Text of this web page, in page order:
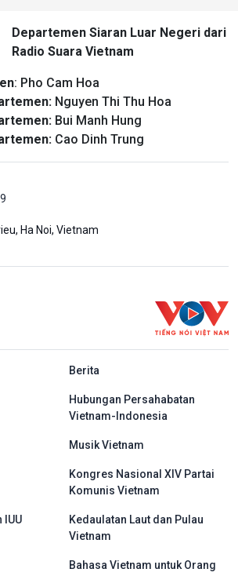
Departemen Siaran Luar Negeri dari
Radio Suara Vietnam
: Pho Cam Hoa
Nguyen Thi Thu Hoa
Bui Manh Hung
Cao Dinh Trung
Ha Noi, Vietnam
tiếng Indo
Berita
Hubungan Persahabatan
Vietnam-Indonesia
Musik Vietnam
Kongres Nasional XIV Partai
Komunis Vietnam
IUU
Kedaulatan Laut dan Pulau
Vietnam
Bahasa Vietnam untuk Orang